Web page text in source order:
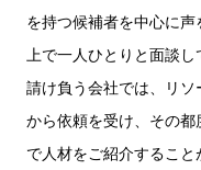
を持つ候補者を中心に
上で一人ひとりと面談
請け負う会社では、リ
から依頼を受け、その
で人材をご紹介すること